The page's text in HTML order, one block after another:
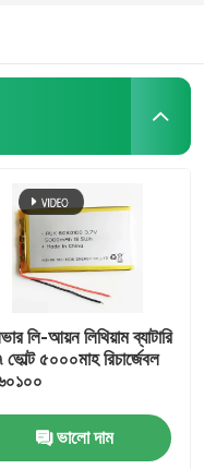
লি-আয়ন লিথিয়াম ব্যাটারি
৫০০০মাহ রিচার্জেবল
ভালো দাম